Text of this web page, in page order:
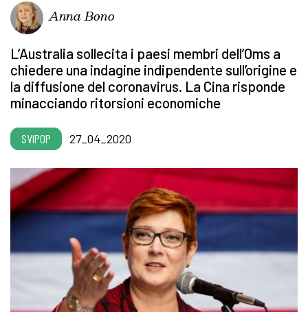
Anna Bono
L’Australia sollecita i paesi membri dell’Oms a
chiedere una indagine indipendente sull’origine e
la diffusione del coronavirus. La Cina risponde
minacciando ritorsioni economiche
SVIPOP 27_04_2020